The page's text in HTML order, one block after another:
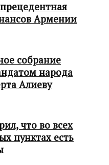
Армении
собрание
народа
Алиеву
что во всех
пунктах есть